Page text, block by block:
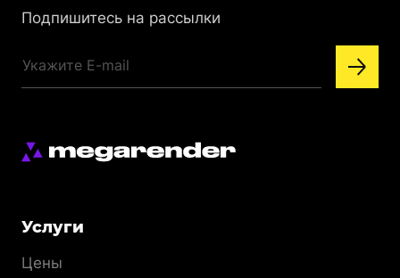
Подпишитесь на рассылки
Меню
Услуги
Цены